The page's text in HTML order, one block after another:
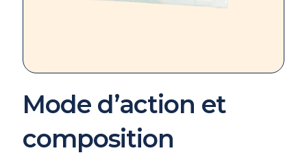
Mode d’action et
composition